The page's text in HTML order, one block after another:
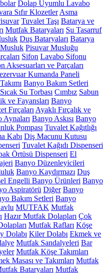
Dolap Uyumlu Lavabo
Sıfır Klozetler Asma
Tuvalet Taşı Batarya ve
Mutfak Bataryaları Su Tasarruf
Duş Bataryaları Batarya
Pisuvar Musluğu
Sifon Lavabo Sifonu
Aksesuarları ve Parçaları
Kumanda Paneli
Banyo Bakım Setleri
Sıcak Su Torbası Cımbız Sabun
ve Fayansları Banyo
Fırçaları Ayaklı Fırçalık ve
Aynaları Banyo Askısı Banyo
Pompası Tuvalet Kağıtlığı
Kabı Diş Macunu Kutusu
Tuvalet Kağıdı Dispenseri
Örtüsü Dispenseri El
Banyo Düzenleyicileri
Banyo Kaydırmazı Duş
Engelli Banyo Ürünleri Banyo
Aspiratörü Diğer Banyo
Bakım Setleri Banyo
MUTFAK Mutfak
Hazır Mutfak Dolapları Çok
Mutfak Rafları Köşe
Dolabı Kiler Dolabı Ekmek ve
Mutfak Sandalyeleri Bar
Mutfak Köşe Takımları
Masası ve Takımları Mutfak
Bataryaları Mutfak